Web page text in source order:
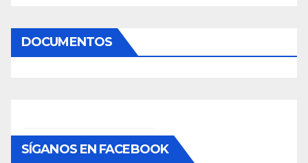
DOCUMENTOS
SÍGANOS EN FACEBOOK